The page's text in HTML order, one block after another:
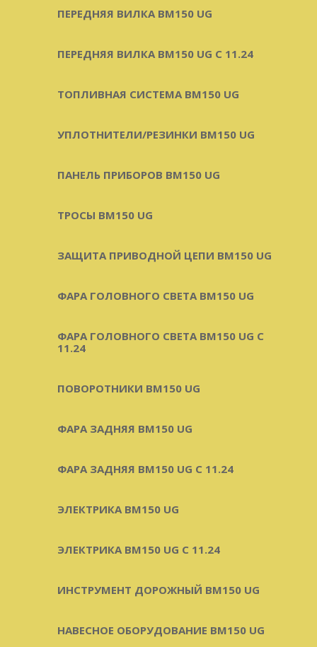
ПЕРЕДНЯЯ ВИЛКА BM150 UG
ПЕРЕДНЯЯ ВИЛКА BM150 UG С 11.24
ТОПЛИВНАЯ СИСТЕМА BM150 UG
УПЛОТНИТЕЛИ/РЕЗИНКИ BM150 UG
ПАНЕЛЬ ПРИБОРОВ BM150 UG
ТРОСЫ BM150 UG
ЗАЩИТА ПРИВОДНОЙ ЦЕПИ BM150 UG
ФАРА ГОЛОВНОГО СВЕТА BM150 UG
ФАРА ГОЛОВНОГО СВЕТА BM150 UG C
11.24
ПОВОРОТНИКИ BM150 UG
ФАРА ЗАДНЯЯ BM150 UG
ФАРА ЗАДНЯЯ BM150 UG С 11.24
ЭЛЕКТРИКА BM150 UG
ЭЛЕКТРИКА BM150 UG C 11.24
ИНСТРУМЕНТ ДОРОЖНЫЙ BM150 UG
НАВЕСНОЕ ОБОРУДОВАНИЕ BM150 UG